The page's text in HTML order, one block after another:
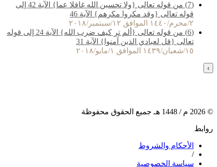
(7) من قوله تعالى {ولا تحسبن الله غافلا عما} الآية 42 إلى
قوله تعالى {وقد مكروا مكرهم} الآية 46
٢/محرم/١٤٤٠ الموافق ١٢/سبتمبر/٢٠١٨
(6) من قوله تعالى {ألم تر كيف ضرب الله} الآية 24 إلى قوله
تعالى {قل لعبادي الذين آمنوا} الآية 31
١٥/شعبان/١٤٣٩ الموافق ١/مايو/٢٠١٨
›
©
2026 م / 1448 هـ جميع الحقوق محفوظة
روابط
الأحكام والشروط
/
سياسة الخصوصية